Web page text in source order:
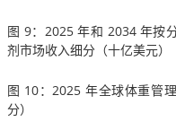
图 9：2025 年和 2034 年按
剂市场收入细分（十亿美元）
图 10：2025 年全球体重管
分）